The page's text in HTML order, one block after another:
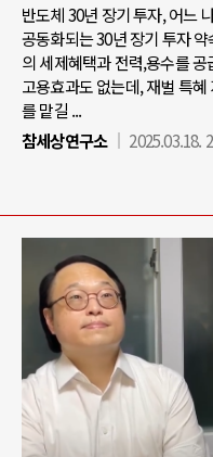
반도체 30년 장기 투자, 어느
공동화되는 30년 장기 투자
의 세제혜택과 전력,용수를
고용효과도 없는데, 재벌 특
를 맡길 ...
참세상연구소
2025.03.18.